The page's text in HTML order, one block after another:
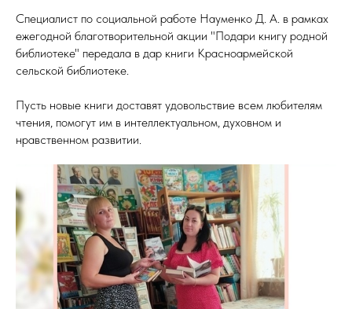
Специалист по социальной работе Науменко Д. А. в рамках
ежегодной благотворительной акции "Подари книгу родной
библиотеке" передала в дар книги Красноармейской
сельской библиотеке.
Пусть новые книги доставят удовольствие всем любителям
чтения, помогут им в интеллектуальном, духовном и
нравственном развитии.